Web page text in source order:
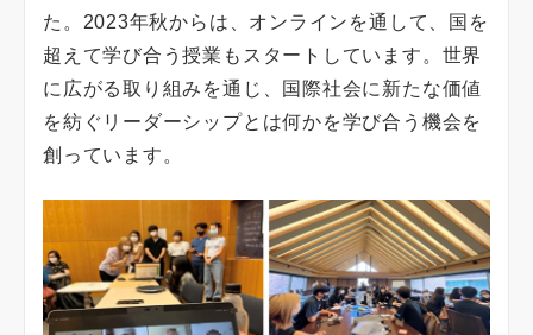
た。2023年秋からは、オンラインを通して、国を
超えて学び合う授業もスタートしています。世界
に広がる取り組みを通じ、国際社会に新たな価値
を紡ぐリーダーシップとは何かを学び合う機会を
創っています。